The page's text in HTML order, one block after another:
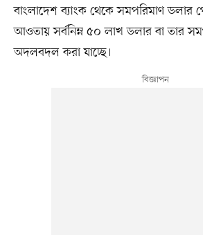
বাংলাদেশ ব্যাংক থেকে সমপরিমাণ ডলার
আওতায় সর্বনিম্ন ৫০ লাখ ডলার বা তার
অদলবদল করা যাচ্ছে।